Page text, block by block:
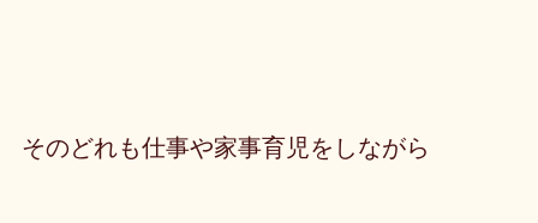
そのどれも仕事や家事育児をしながら